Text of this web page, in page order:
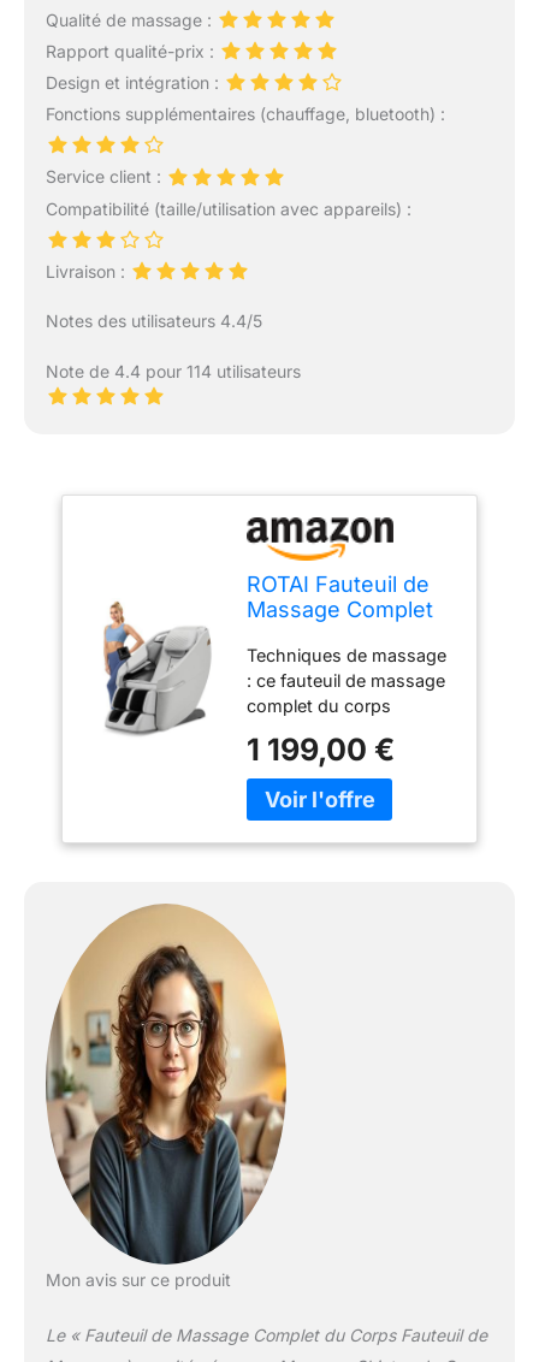
Qualité de massage :
Rapport qualité-prix :
Design et intégration :
Fonctions supplémentaires (chauffage, bluetooth) :
Service client :
Compatibilité (taille/utilisation avec appareils) :
Livraison :
Notes des utilisateurs 4.4/5
Note de 4.4 pour 114 utilisateurs
ROTAI Fauteuil de
Massage Complet
de Massage à
gravité zéro pour
Massage Shiatsu
du Cou et des
épaules à Domicile
Techniques de massage
: ce fauteuil de massage
complet du corps
fixes et de 22 balles de
massage pour masser
votre dos, le bas du dos,
favorise la circulation
sanguine et améliore la
qualité du sommeil. Il
peut aider votre corps à
soulager le stress et à
réduire la tension et
l'inconfort musculaires. Il
est suggéré que la taille
de l'utilisateur ne
dépasse pas 176 cm,
convient pour une chaise
massage Rotai :
1 199,00 €
Mon avis sur ce produit
Le « Fauteuil de Massage Complet du Corps Fauteuil de